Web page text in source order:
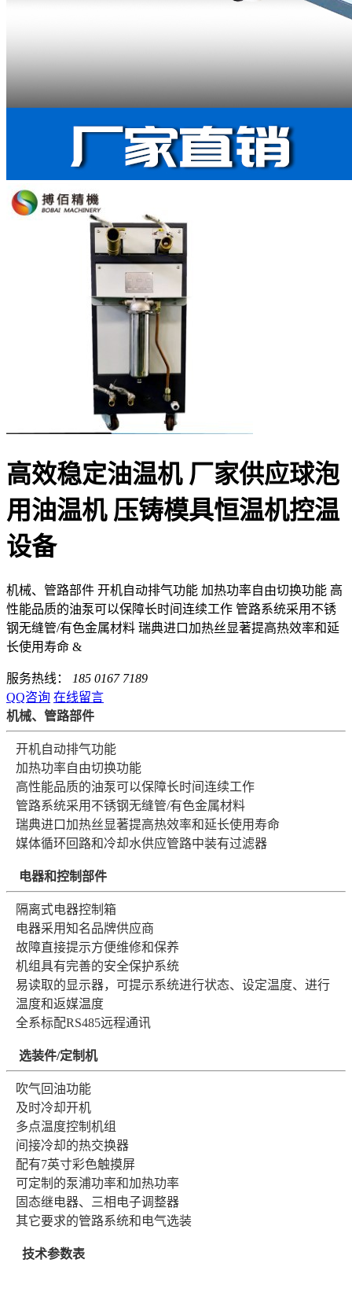
高效稳定油温机 厂家供应球泡
用油温机 压铸模具恒温机控温
设备
机械、管路部件 开机自动排气功能 加热功率自由切换功能 高
性能品质的油泵可以保障长时间连续工作 管路系统采用不锈
钢无缝管/有色金属材料 瑞典进口加热丝显著提高热效率和延
长使用寿命 &
服务热线：
185 0167 7189
QQ咨询 在线留言
机械、管路部件
开机自动排气功能
加热功率自由切换功能
高性能品质的油泵可以保障长时间连续工作
管路系统采用不锈钢无缝管/有色金属材料
瑞典进口加热丝显著提高热效率和延长使用寿命
媒体循环回路和冷却水供应管路中装有过滤器
电器和控制部件
隔离式电器控制箱
电器采用知名品牌供应商
故障直接提示方便维修和保养
机组具有完善的安全保护系统
易读取的显示器，可提示系统进行状态、设定温度、进行
温度和返媒温度
全系标配RS485远程通讯
选装件/定制机
吹气回油功能
及时冷却开机
多点温度控制机组
间接冷却的热交换器
配有7英寸彩色触摸屏
可定制的泵浦功率和加热功率
固态继电器、三相电子调整器
其它要求的管路系统和电气选装
技术参数表